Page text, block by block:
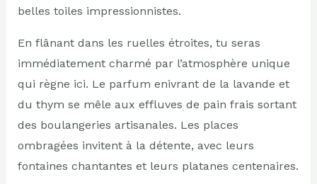
belles toiles impressionnistes.
En flânant dans les ruelles étroites, tu seras
immédiatement charmé par l’atmosphère unique
qui règne ici. Le parfum enivrant de la lavande et
du thym se mêle aux effluves de pain frais sortant
des boulangeries artisanales. Les places
ombragées invitent à la détente, avec leurs
fontaines chantantes et leurs platanes centenaires.